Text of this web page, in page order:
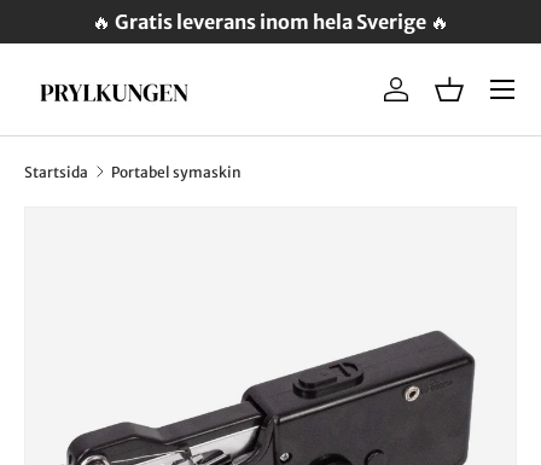
🔥 Gratis leverans inom hela Sverige 🔥
Logga inVarukorg
Meny
Startsida Portabel symaskin